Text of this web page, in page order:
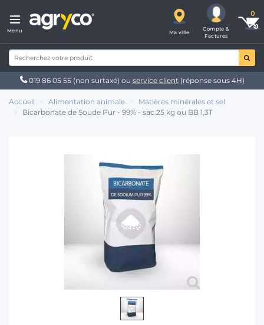
Menu Ma ville
Compte &
Factures
019 86 05 55 (non surtaxé) ou service client(réponse sous 4H)
Accueil Alimentation animale
Matières minérales et sel
Bicarbonate de Soude Pur - 99% - sac 25 kg ou BB 1,3T